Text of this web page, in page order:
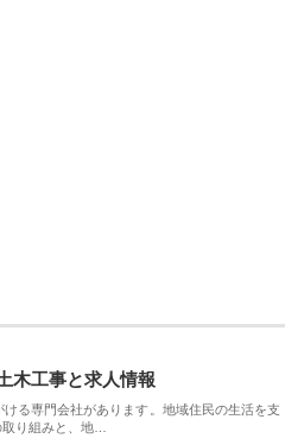
木工事と求人情報
る専門会社があります。地域住民の生活を支
り組みと、地…